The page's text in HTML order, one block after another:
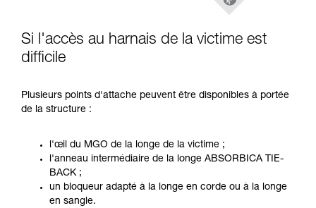
Si l'accès au harnais de la victime est
difficile
Plusieurs points d'attache peuvent être disponibles à portée
de la structure :
l'œil du MGO de la longe de la victime ;
l'anneau intermédiaire de la longe ABSORBICA TIE-
BACK ;
un bloqueur adapté à la longe en corde ou à la longe
en sangle.